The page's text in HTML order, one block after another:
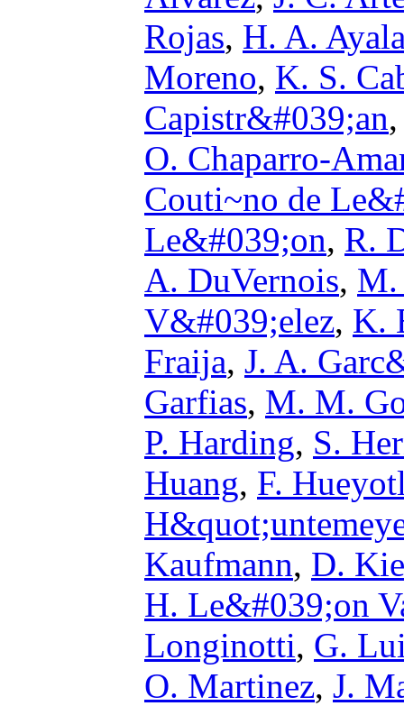
Rojas, H. A.
Moreno, K. S.
Capistr&#039;an,
O. Chaparro-
Couti~no de
Le&#039;on, R.
A. DuVernois, M.
V&#039;elez, K.
Fraija, J. A.
Garfias, M. M.
P. Harding, S.
Huang, F.
Kaufmann, D.
H. Le&#039;on
Longinotti, G.
O. Martinez, J.